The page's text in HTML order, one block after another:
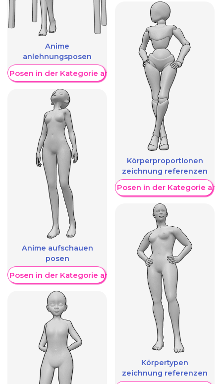
Anime
anlehnungsposen
Posen in der Kategorie anzeigen
Anime aufschauen
posen
Posen in der Kategorie anzeigen
Körperproportionen
zeichnung referenzen
Weitere Posen in der Kategorie
Körpertypen
zeichnung referenzen